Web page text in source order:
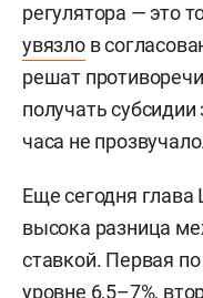
регулятора — это
увязлов
решат
получать субсидии
часа не
Еще сегодня глава
высока разница
ставкой. Первая
уровне 6,5–7%,